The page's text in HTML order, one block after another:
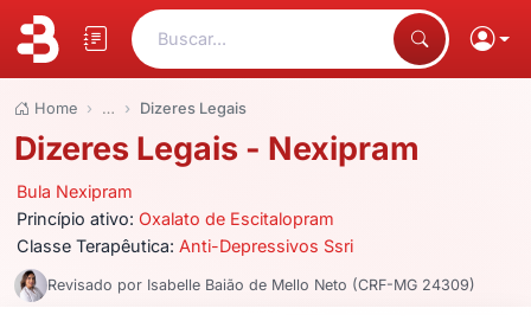
Buscar...
Home … Dizeres Legais
Dizeres Legais - Nexipram
Bula Nexipram
Princípio ativo: Oxalato de Escitalopram
Classe Terapêutica: Anti-Depressivos Ssri
Revisado por Isabelle Baião de Mello Neto (CRF-MG 24309)